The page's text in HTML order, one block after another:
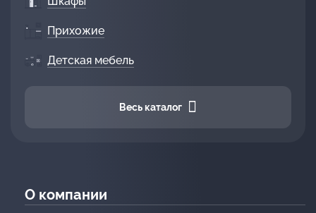
Прихожие
Детская мебель
Весь каталог
О компании